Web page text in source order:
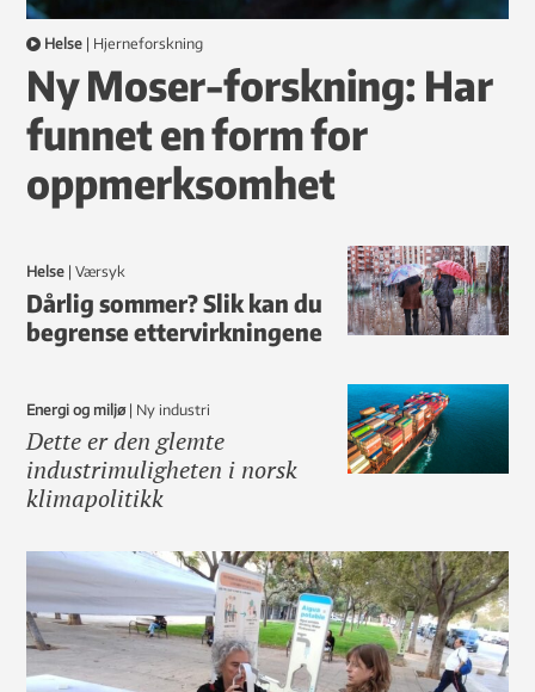
Helse | hjerneforskning
Ny Moser-forskning: Har
funnet en form for
oppmerksomhet
Helse | Værsyk
Dårlig sommer? Slik kan du
begrense ettervirkningene
Energi og miljø | ny industri
Dette er den glemte
industrimuligheten i norsk
klimapolitikk